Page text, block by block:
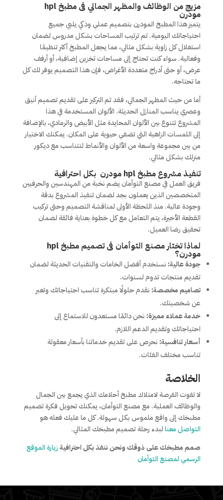
مزيج من الوظائف والمظهر الجمالي فى مطبخ hpl
مودرن
يتميز هذا المطبخ المودرن بتصميم عملي وذكي يلبي جميع
احتياجاتك اليومية. تم ترتيب المساحات بشكل مدروس لضمان
استغلال كل زاوية بشكل مثالي، مما يجعل المطبخ أكثر تنظيمًا
وفعالية. سواء كنت تحتاج إلى مساحات تخزين إضافية، أو أرفف
عرض، أو حتى أدراج متعددة الأغراض، فإن هذا التصميم يوفر لك كل
ما تحتاجه.
أما من حيث المظهر الجمالي، فقد تم التركيز على تقديم تصميم أنيق
وعصري يناسب المنازل الحديثة. الألوان المستخدمة في هذا
المشروع تتنوع بين الألوان المحايدة مثل الأبيض والرمادي، بالإضافة
إلى اللمسات الزاهية التي تضفي حيوية على المكان. يمكنك الاختيار
من بين مجموعة واسعة من الألوان والأنماط لتتناسب مع ديكور
منزلك بشكل مثالي.
تنفيذ مشروع مطبخ hpl مودرن بكل احترافية
فريق العمل في مصنع التوأمان يضم نخبة من المهندسين والحرفيين
المتخصصين الذين يعملون بجد لضمان تنفيذ المشروع بدقة
وجودة عالية. منذ اللحظة الأولى لمناقشة التصميم وحتى تركيب
القطعة الأخيرة، يتم التعامل مع كل خطوة بعناية فائقة لضمان
تحقيق رضا العميل.
لماذا تختار مصنع التوأمان فى تصميم مطبخ hpl
مودرن؟
جودة عالية: نستخدم أفضل الخامات والتقنيات الحديثة لضمان
تقديم منتجات تدوم لسنوات.
تصاميم مخصصة: نقدم حلولًا مبتكرة تناسب احتياجاتك وتعبر
عن شخصيتك.
خدمة عملاء مميزة: نحن دائمًا مستعدون للاستماع إلى
احتياجاتك وتقديم الدعم اللازم.
أسعار تنافسية: نحرص على تقديم خدماتنا بأسعار معقولة
تناسب مختلف الفئات.
الخلاصة
لا تفوت الفرصة لامتلاك مطبخ أحلامك الذي يجمع بين الجمال
والوظائف العملية. مع مصنع التوأمان، يمكنك تحويل فكرة تصميم
مطبخك إلى واقع ملموس بكل سهولة. كل ما عليك فعله هو
التواصل معنالبدء رحلة تصميم مطبخك المثالي.
صمم مطبخك على ذوقك ونحن ننفذ بكل احترافيةزيارة الموقع
الرسمي لمصنع التوأمان